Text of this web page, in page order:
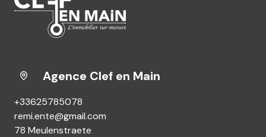
Agence Clef en Main
+33625785078
remi.ente@gmail.com
78 Meulenstraete